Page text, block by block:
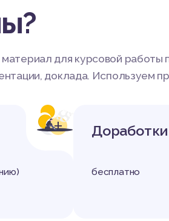
для курсовой
доклада. Используем
+ Доработки
бесплатно